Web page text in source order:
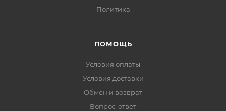
Политика
ПОМОЩЬ
Условия оплаты
Условия доставки
Обмен и возврат
Вопрос-ответ